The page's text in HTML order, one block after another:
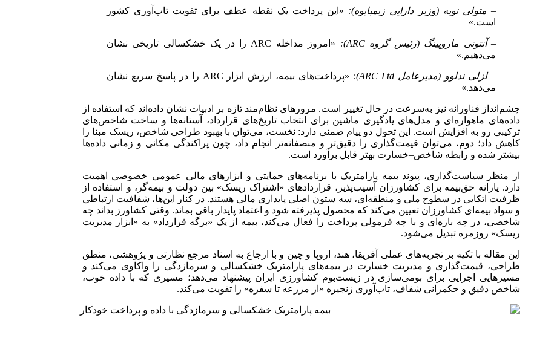
– متولی نوبه (وزیر دارایی زیمبابوه): «این پرداخت یک نقطه عطف برای تقویت تاب‌آوری کشور
است.»
– آنتونی ماروپینگ (رئیس گروه ARC):
«امروز مداخله ARC را در یک خشکسالی تاریخی نشان
می‌دهیم.»
– لزلی ندلوو (مدیرعامل ARC Ltd):
«پرداخت‌های بیمه، ارزش ابزار ARC را در پاسخ سریع نشان
می‌دهد.»
چشم‌انداز فناورانه نیز به‌سرعت در حال تغییر است. مرورهای نظام‌مند تازه بر ادبیات نشان داده‌اند که استفاده از
داده‌های ماهواره‌ای و مدل‌های یادگیری ماشین برای انتخاب تاریخ‌های قرارداد، آستانه‌ها و ساخت شاخص‌های
ترکیبی رو به افزایش است. این تحول دو پیام ضمنی دارد: نخست، می‌توان با بهبود طراحی شاخص، ریسک مبنا را
کاهش داد؛ دوم، می‌توان قیمت‌گذاری را دقیق‌تر و منصفانه‌تر انجام داد، چون پراکندگی مکانی و زمانی داده‌ها
بیشتر شده و رابطه شاخص–خسارت بهتر قابل برآورد است.
از منظر سیاست‌گذاری، پیوند بیمه پارامتریک با برنامه‌های حمایتی و ابزارهای مالی عمومی–خصوصی اهمیت
دارد. یارانه حق‌بیمه برای کشاورزان آسیب‌پذیر، قراردادهای «اشتراک ریسک» بین دولت و بیمه‌گر، و استفاده از
ظرفیت اتکایی در سطوح ملی و منطقه‌ای، سه ستون اصلی پایداری مالی هستند. در کنار این‌ها، شفافیت ارتباطی
و سواد بیمه‌ای کشاورزان تعیین می‌کند که محصول پذیرفته شود و اعتماد پایدار باقی بماند. وقتی کشاورز بداند چه
شاخصی، در چه بازه‌ای و با چه فرمولی پرداخت را فعال می‌کند، بیمه از یک «برگه قرارداد» به «ابزار مدیریت
ریسک» روزمره تبدیل می‌شود.
این مقاله با تکیه بر تجربه‌های عملی آفریقا، هند، اروپا و چین و با ارجاع به اسناد مرجع نظارتی و پژوهشی، منطق
طراحی، قیمت‌گذاری و مدیریت خسارت در بیمه‌های پارامتریک خشکسالی و سرمازدگی را واکاوی می‌کند و
مسیرهایی اجرایی برای بومی‌سازی در زیست‌بوم کشاورزی ایران پیشنهاد می‌دهد؛ مسیری که با داده خوب،
شاخص دقیق و حکمرانی شفاف، تاب‌آوری زنجیره «از مزرعه تا سفره» را تقویت می‌کند.